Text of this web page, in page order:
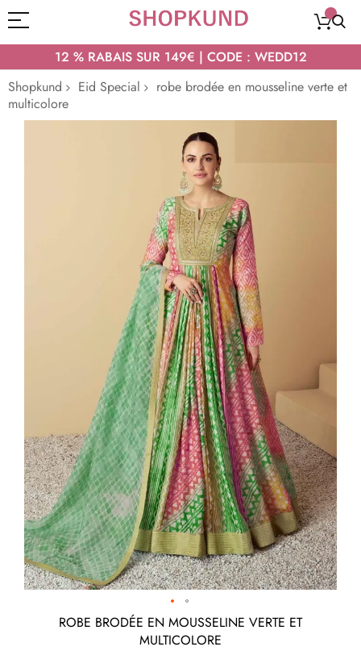
12 % RABAIS SUR 149€ | CODE : WEDD12
Shopkund
Eid Special
robe brodée en mousseline verte et
multicolore
ROBE BRODÉE EN MOUSSELINE VERTE ET
MULTICOLORE